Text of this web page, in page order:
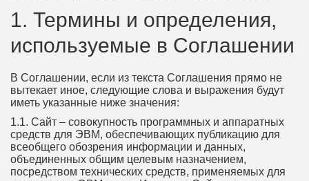
1. Термины и определения,
используемые в Соглашении
В Соглашении, если из текста Соглашения прямо не
вытекает иное, следующие слова и выражения будут
иметь указанные ниже значения:
1.1. Сайт – совокупность программных и аппаратных
средств для ЭВМ, обеспечивающих публикацию для
всеобщего обозрения информации и данных,
объединенных общим целевым назначением,
посредством технических средств, применяемых для